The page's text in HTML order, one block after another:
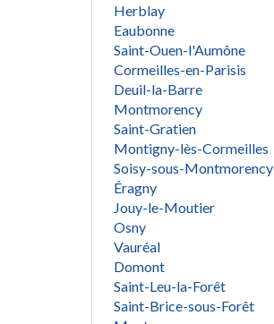
Herblay
Eaubonne
Saint-Ouen-l'Aumône
Cormeilles-en-Parisis
Deuil-la-Barre
Montmorency
Saint-Gratien
Montigny-lès-Cormeilles
Soisy-sous-Montmorency
Éragny
Jouy-le-Moutier
Osny
Vauréal
Domont
Saint-Leu-la-Forêt
Saint-Brice-sous-Forêt